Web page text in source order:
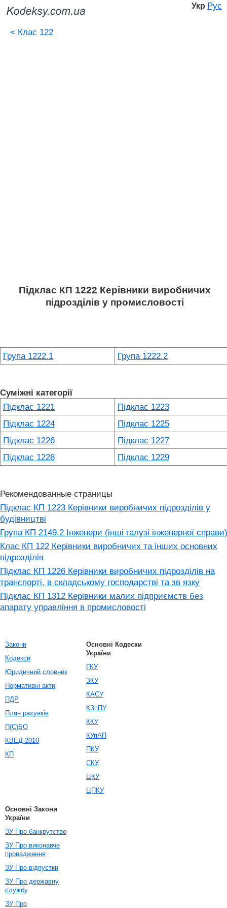
Укр Рус
< Клас 122
Підклас КП 1222 Керівники виробничих
підрозділів у промисловості
Група 1222.1 Група 1222.2
Суміжні категорії
Підклас 1221
Підклас 1223
Підклас 1224
Підклас 1225
Підклас 1226
Підклас 1227
Підклас 1228
Підклас 1229
Рекомендованные страницы
Підклас КП 1223 Керівники виробничих підрозділів у
будівництві
Група КП 2149.2 Інженери (інші галузі інженерної справи)
Клас КП 122 Керівники виробничих та інших основних
підрозділів
Підклас КП 1226 Керівники виробничих підрозділів на
транспорті, в складському господарстві та зв язку
Підклас КП 1312 Керівники малих підприємств без
апарату управління в промисловості
Закони
Кодекси
Юридичний словник
Нормативні акти
ПДР
План рахунків
П(С)БО
КВЕД-2010
КП
Основні Кодески
України
ГКУ
ЗКУ
КАСУ
КЗпПУ
ККУ
КУпАП
ПКУ
СКУ
ЦКУ
ЦПКУ
Основні Закони
України
ЗУ Про банкрутство
ЗУ Про виконавче
провадження
ЗУ Про відпустки
ЗУ Про державну
службу
ЗУ Про